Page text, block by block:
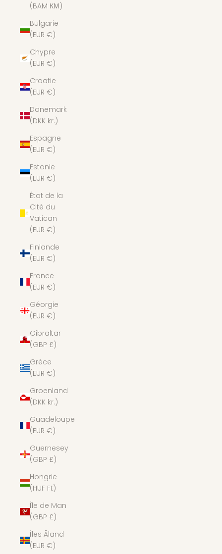
(BAM КМ)
Bulgarie
(EUR €)
Chypre
(EUR €)
Croatie
(EUR €)
Danemark
(DKK kr.)
Espagne
(EUR €)
Estonie
(EUR €)
État de la
Cité du
Vatican
(EUR €)
Finlande
(EUR €)
France
(EUR €)
Géorgie
(EUR €)
Gibraltar
(GBP £)
Grèce
(EUR €)
Groenland
(DKK kr.)
Guadeloupe
(EUR €)
Guernesey
(GBP £)
Hongrie
(HUF Ft)
Île de Man
(GBP £)
Îles Åland
(EUR €)